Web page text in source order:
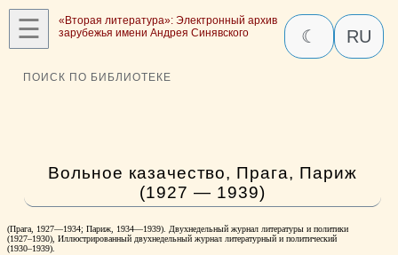
☰
«Вторая литература»: Электронный архив
зарубежья имени Андрея Синявского
☾ RU
ПОИСК ПО БИБЛИОТЕКЕ
Вольное казачество, Прага, Париж
(1927 — 1939)
(Прага, 1927—1934; Париж, 1934—1939). Двухнедельный журнал литературы и политики
(1927–1930), Иллюстрированный двухнедельный журнал литературный и политический
(1930–1939).